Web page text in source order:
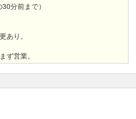
分前まで）
あり。
ず営業。